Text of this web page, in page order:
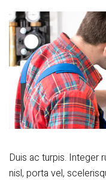
Duis ac turpis. Integer
nisl, porta vel,